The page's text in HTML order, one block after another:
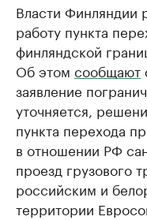
Власти Финляндии
работу пункта
финляндской
Об этом сообщают
заявление
уточняется,
пункта перехода
в отношении РФ
проезд грузового
российским и
территории